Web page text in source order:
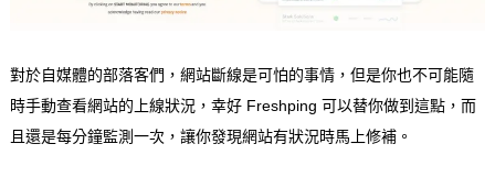
對於自媒體的部落客們，網站斷線是可怕的事情，但是你也不可能隨
時手動查看網站的上線狀況，幸好 Freshping 可以替你做到這點，而
且還是每分鐘監測一次，讓你發現網站有狀況時馬上修補。